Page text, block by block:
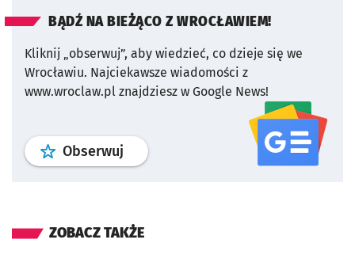
BĄDŹ NA BIEŻĄCO Z WROCŁAWIEM!
Kliknij „obserwuj”, aby wiedzieć, co dzieje się we
Wrocławiu. Najciekawsze wiadomości z
www.wroclaw.pl znajdziesz w Google News!
Obserwuj profil serwisu
ZOBACZ TAKŻE